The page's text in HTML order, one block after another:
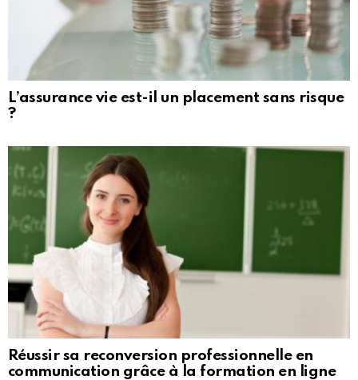
L’assurance vie est-il un placement sans risque
?
Réussir sa reconversion professionnelle en
communication grâce à la formation en ligne